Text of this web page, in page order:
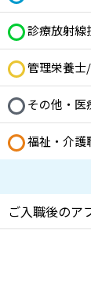
診療放射線
管理栄養士
その他・医
福祉・介護
ご入職後のア